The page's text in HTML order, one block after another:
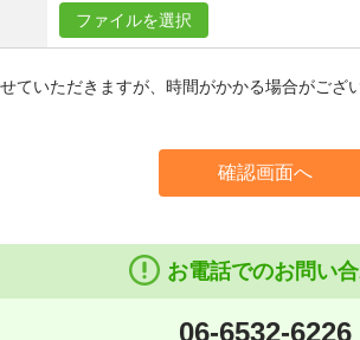
ファイルを選択
ていただきますが、時間がかかる場合がござ
確認画面へ
お電話でのお問い
06-6532-6226